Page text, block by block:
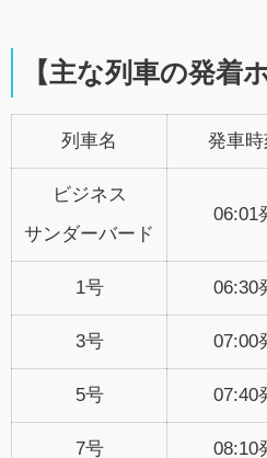
【主な列車の発着
列車名 発車時
ビジネス
サンダーバード
06:01
1号 06:30
3号 07:00
5号 07:40
7号 08:10